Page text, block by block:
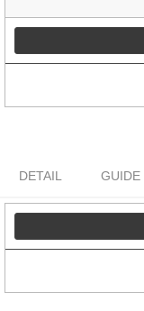
DETAIL GUIDE